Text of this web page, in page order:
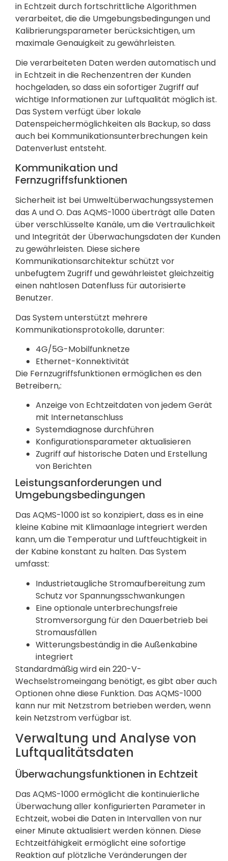
in Echtzeit durch fortschrittliche Algorithmen
verarbeitet, die die Umgebungsbedingungen und
Kalibrierungsparameter berücksichtigen, um
maximale Genauigkeit zu gewährleisten.
Die verarbeiteten Daten werden automatisch und
in Echtzeit in die Rechenzentren der Kunden
hochgeladen, so dass ein sofortiger Zugriff auf
wichtige Informationen zur Luftqualität möglich ist.
Das System verfügt über lokale
Datenspeichermöglichkeiten als Backup, so dass
auch bei Kommunikationsunterbrechungen kein
Datenverlust entsteht.
Kommunikation und
Fernzugriffsfunktionen
Sicherheit ist bei Umweltüberwachungssystemen
das A und O. Das AQMS-1000 überträgt alle Daten
über verschlüsselte Kanäle, um die Vertraulichkeit
und Integrität der Überwachungsdaten der Kunden
zu gewährleisten. Diese sichere
Kommunikationsarchitektur schützt vor
unbefugtem Zugriff und gewährleistet gleichzeitig
einen nahtlosen Datenfluss für autorisierte
Benutzer.
Das System unterstützt mehrere
Kommunikationsprotokolle, darunter:
4G/5G-Mobilfunknetze
Ethernet-Konnektivität
Die Fernzugriffsfunktionen ermöglichen es den
Betreibern,:
Anzeige von Echtzeitdaten von jedem Gerät
mit Internetanschluss
Systemdiagnose durchführen
Konfigurationsparameter aktualisieren
Zugriff auf historische Daten und Erstellung
von Berichten
Leistungsanforderungen und
Umgebungsbedingungen
Das AQMS-1000 ist so konzipiert, dass es in eine
kleine Kabine mit Klimaanlage integriert werden
kann, um die Temperatur und Luftfeuchtigkeit in
der Kabine konstant zu halten. Das System
umfasst:
Industrietaugliche Stromaufbereitung zum
Schutz vor Spannungsschwankungen
Eine optionale unterbrechungsfreie
Stromversorgung für den Dauerbetrieb bei
Stromausfällen
Witterungsbeständig in die Außenkabine
integriert
Standardmäßig wird ein 220-V-
Wechselstromeingang benötigt, es gibt aber auch
Optionen ohne diese Funktion. Das AQMS-1000
kann nur mit Netzstrom betrieben werden, wenn
kein Netzstrom verfügbar ist.
Verwaltung und Analyse von
Luftqualitätsdaten
Überwachungsfunktionen in Echtzeit
Das AQMS-1000 ermöglicht die kontinuierliche
Überwachung aller konfigurierten Parameter in
Echtzeit, wobei die Daten in Intervallen von nur
einer Minute aktualisiert werden können. Diese
Echtzeitfähigkeit ermöglicht eine sofortige
Reaktion auf plötzliche Veränderungen der